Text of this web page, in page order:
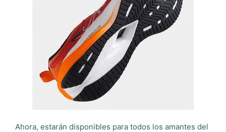
Ahora, estarán disponibles para todos los amantes del